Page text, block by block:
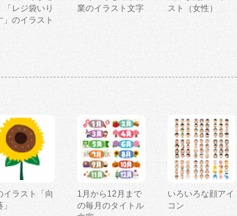
「レジ袋いり
」のイラスト
業のイラスト文字
スト（女性）
イラスト「向
1月から12月まで
の毎月のタイトル
いろいろな顔アイ
コン